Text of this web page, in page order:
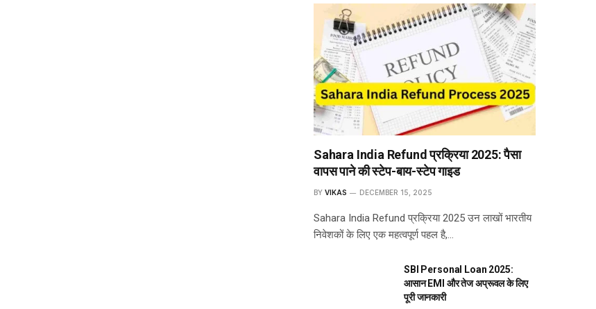
Sahara India Refund प्रक्रिया 2025: पैसा
वापस पाने की स्टेप-बाय-स्टेप गाइड
BY VIKAS DECEMBER 15, 2025
Sahara India Refund प्रक्रिया 2025 उन लाखों भारतीय
निवेशकों के लिए एक महत्वपूर्ण पहल है,…
SBI Personal Loan 2025:
आसान EMI और तेज अप्रूवल के लिए
पूरी जानकारी